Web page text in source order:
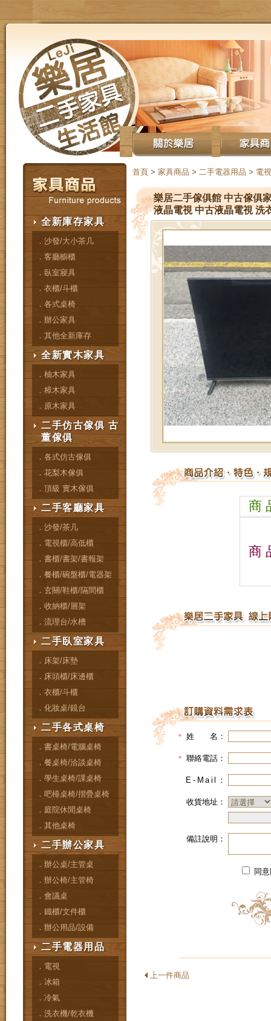
全新庫存家具
．沙發/大小茶几
．客廳櫥櫃
．臥室寢具
．衣櫃/斗櫃
．各式桌椅
．辦公家具
．其他全新庫存
全新實木家具
．柚木家具
．樟木家具
．原木家具
二手仿古傢俱 古
董傢俱
．各式仿古傢俱
．花梨木傢俱
．頂級 實木傢俱
二手客廳家具
．沙發/茶几
．電視櫃/高低櫃
．書櫃/書架/書報架
．餐櫃/碗盤櫃/電器架
．玄關/鞋櫃/隔間櫃
．收納櫃/層架
．流理台/水槽
二手臥室家具
．床架/床墊
．床頭櫃/床邊櫃
．衣櫃/斗櫃
．化妝桌/鏡台
二手各式桌椅
．書桌椅/電腦桌椅
．餐桌椅/洽談桌椅
．學生桌椅/課桌椅
．吧檯桌椅/摺疊桌椅
．庭院休閒桌椅
．其他桌椅
二手辦公家具
．辦公桌/主管桌
．辦公椅/主管椅
．會議桌
．鐵櫃/文件櫃
．辦公用品/設備
二手電器用品
．電視
．冰箱
．冷氣
．洗衣機/乾衣機
首頁 > 家具商品 > 二手電器用品 > 電視
樂居二手傢俱館 中古傢俱
液晶電視 中古液晶電視 洗
商
商
＊ 姓 名：
＊ 聯絡電話：
E-Mail ：
收貨地址：
備註說明：
同
上一件商品